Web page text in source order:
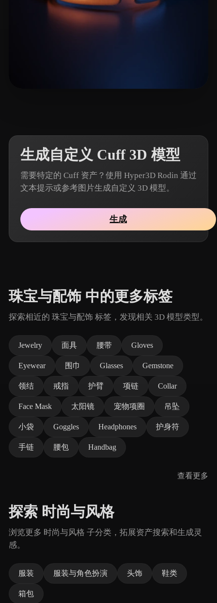
生成自定义 Cuff 3D 模型
需要特定的 Cuff 资产？使用 Hyper3D Rodin 通过
文本提示或参考图片生成自定义 3D 模型。
生成
珠宝与配饰 中的更多标签
探索相近的 珠宝与配饰 标签，发现相关 3D 模型类型。
Jewelry 面具 腰带 Gloves
Eyewear 围巾 Glasses Gemstone
领结 戒指 护臂 项链 Collar
Face Mask 太阳镜 宠物项圈 吊坠
小袋 Goggles Headphones 护身符
手链 腰包 Handbag
查看更多
探索 时尚与风格
浏览更多 时尚与风格 子分类，拓展资产搜索和生成灵
感。
服装 服装与角色扮演 头饰 鞋类
箱包